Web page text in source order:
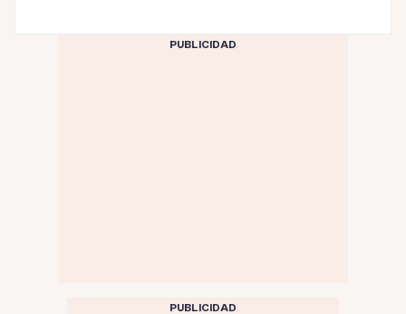
PUBLICIDAD
PUBLICIDAD